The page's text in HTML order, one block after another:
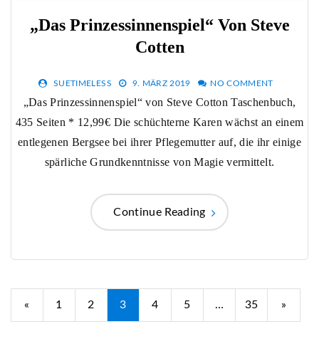
„Das Prinzessinnenspiel“ Von Steve
Cotten
SUETIMELESS 9. MÄRZ 2019 NO COMMENT
„Das Prinzessinnenspiel“ von Steve Cotton Taschenbuch,
435 Seiten * 12,99€ Die schüchterne Karen wächst an einem
entlegenen Bergsee bei ihrer Pflegemutter auf, die ihr einige
spärliche Grundkenntnisse von Magie vermittelt.
Continue Reading
Seitennummerierung
der
« 1 2 3 4 5 … 35 »